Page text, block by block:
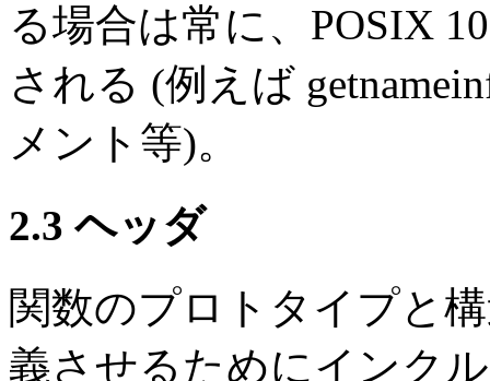
る場合は常に、POSIX
される (例えば
メント等)。
2.3 ヘッダ
関数のプロトタイプと
義させるためにインク